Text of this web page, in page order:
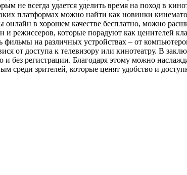
не всегда удается уделить время на поход в
платформах можно найти как новинки
в хорошем качестве бесплатно, можно
которые порадуют как ценителей
на различных устройствах – от
от доступа к телевизору или кинотеатру. В
без регистрации. Благодаря этому можно
среди зрителей, которые ценят удобство и